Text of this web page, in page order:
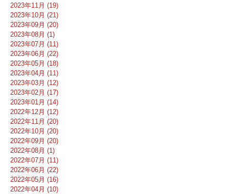
2023年11月 (19)
2023年10月 (21)
2023年09月 (20)
2023年08月 (1)
2023年07月 (11)
2023年06月 (22)
2023年05月 (18)
2023年04月 (11)
2023年03月 (12)
2023年02月 (17)
2023年01月 (14)
2022年12月 (12)
2022年11月 (20)
2022年10月 (20)
2022年09月 (20)
2022年08月 (1)
2022年07月 (11)
2022年06月 (22)
2022年05月 (16)
2022年04月 (10)